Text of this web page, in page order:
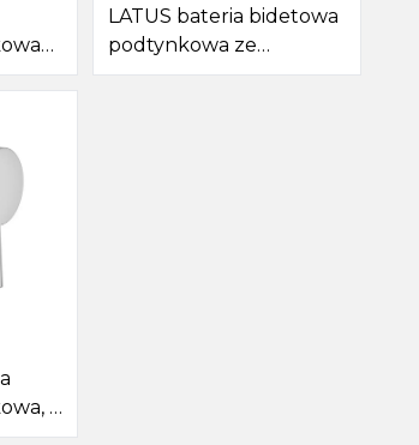
i
LATUS bateria bidetowa
podtynkowa ze
słuchawką bidetową i
1